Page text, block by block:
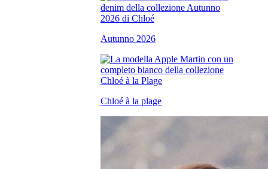
Autunno 2026
Chloé à la plage